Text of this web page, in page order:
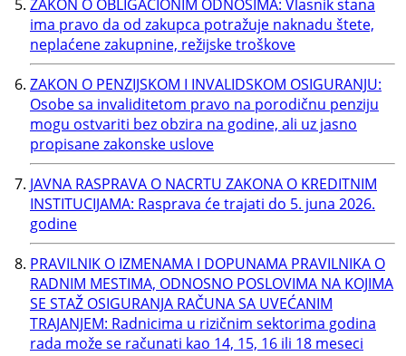
ZAKON O OBLIGACIONIM ODNOSIMA: Vlasnik stana
ima pravo da od zakupca potražuje naknadu štete,
neplaćene zakupnine, režijske troškove
ZAKON O PENZIJSKOM I INVALIDSKOM OSIGURANJU:
Osobe sa invaliditetom pravo na porodičnu penziju
mogu ostvariti bez obzira na godine, ali uz jasno
propisane zakonske uslove
JAVNA RASPRAVA O NACRTU ZAKONA O KREDITNIM
INSTITUCIJAMA: Rasprava će trajati do 5. juna 2026.
godine
PRAVILNIK O IZMENAMA I DOPUNAMA PRAVILNIKA O
RADNIM MESTIMA, ODNOSNO POSLOVIMA NA KOJIMA
SE STAŽ OSIGURANJA RAČUNA SA UVEĆANIM
TRAJANJEM: Radnicima u rizičnim sektorima godina
rada može se računati kao 14, 15, 16 ili 18 meseci